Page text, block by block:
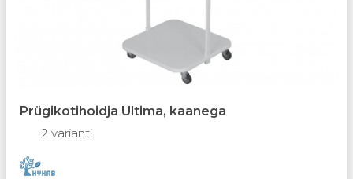
Prügikotihoidja Ultima, kaanega
2 varianti